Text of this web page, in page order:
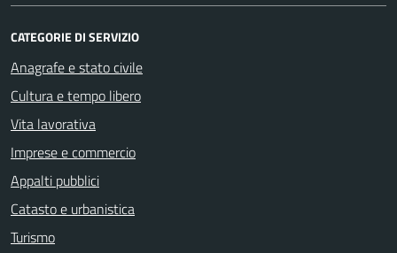
CATEGORIE DI SERVIZIO
Anagrafe e stato civile
Cultura e tempo libero
Vita lavorativa
Imprese e commercio
Appalti pubblici
Catasto e urbanistica
Turismo